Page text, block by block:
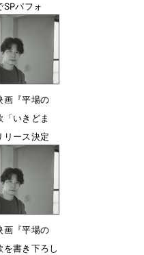
SPパフォ
画『平場の
「いきどま
リース決定
画『平場の
を書き下ろし